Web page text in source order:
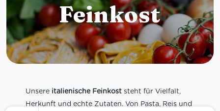
Feinkost
Unsere italienische Feinkoststeht für Vielfalt,
Herkunft und echte Zutaten. Von Pasta, Reis und